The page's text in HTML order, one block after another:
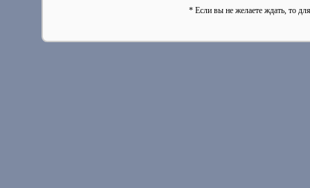
* Если вы не желаете ждать, то